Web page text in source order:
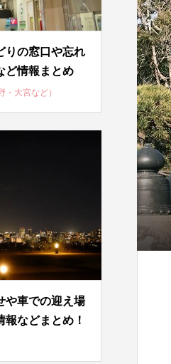
りの窓口や忘れ
ど情報まとめ
大宮など）
や車での迎え場
などまとめ！